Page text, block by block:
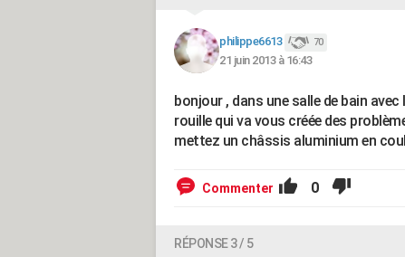
philippe6613 70
21 juin 2013 à 16:43
bonjour , dans une salle de bain
rouille qui va vous créée des
mettez un châssis aluminium en
Commenter 0
RÉPONSE 3 / 5